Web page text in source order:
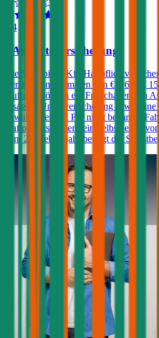
4,4
VAV Autoversicherung
Die VAV bietet Kfz-
Versicherungssummen von € 7,6, 10,
Aufpreis können ein Freischaden, ein
Insassen-Unfallversicherung sowie
gewählt werden. Für nicht benannte
Haftpflichtschadens ein Selbstbehalt
dem 23. Lebensjahr beträgt der